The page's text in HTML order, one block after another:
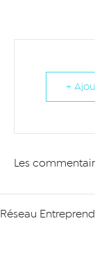
+
Les
Réseau